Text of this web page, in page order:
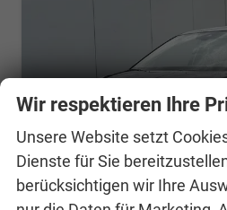
Wir respektieren Ihre
Unsere Website setzt
Dienste für Sie
berücksichtigen wir Ihre